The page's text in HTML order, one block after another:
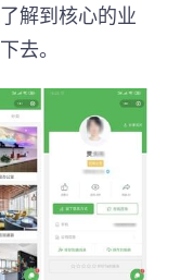
解到核心的业
去。